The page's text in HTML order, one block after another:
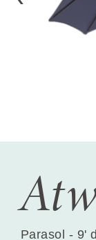
Parasol - 9'